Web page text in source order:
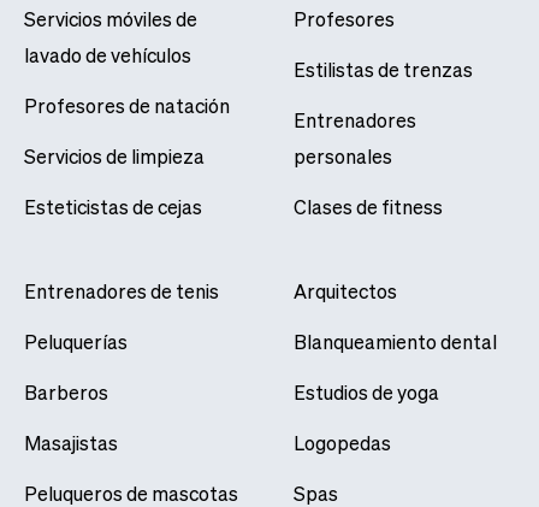
Servicios móviles de
lavado de vehículos
Profesores de natación
Servicios de limpieza
Esteticistas de cejas
Profesores
Estilistas de trenzas
Entrenadores
personales
Clases de fitness
Entrenadores de tenis
Peluquerías
Barberos
Masajistas
Peluqueros de mascotas
Arquitectos
Blanqueamiento dental
Estudios de yoga
Logopedas
Spas